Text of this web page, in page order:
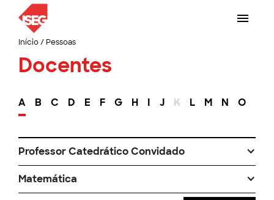
Início/ Pessoas
Docentes
A B C D E F G H I J K L M N O
Professor Catedrático Convidado
Matemática